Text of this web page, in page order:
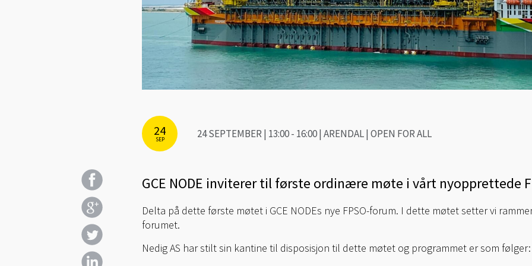
24
SEP 24 SEPTEMBER | 13:00 - 16:00 | ARENDAL | OPEN FOR ALL
GCE NODE inviterer til første ordinære møte i vårt nyopprettede
Delta på dette første møtet i GCE NODEs nye FPSO-forum. I dette møtet setter vi
forumet.
Nedig AS har stilt sin kantine til disposisjon til dette møtet og programmet er som følger: